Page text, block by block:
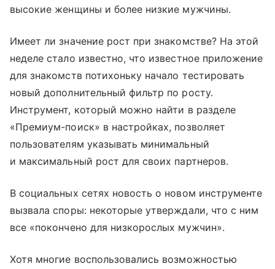
высокие женщины и более низкие мужчины.
Имеет ли значение рост при знакомстве? На этой
неделе стало известно, что известное приложение
для знакомств потихоньку начало тестировать
новый дополнительный фильтр по росту.
Инструмент, который можно найти в разделе
«Премиум-поиск» в настройках, позволяет
пользователям указывать минимальный
и максимальный рост для своих партнеров.
В социальных сетях новость о новом инструменте
вызвала споры: некоторые утверждали, что с ним
все «покончено для низкорослых мужчин».
Хотя многие воспользовались возможностью